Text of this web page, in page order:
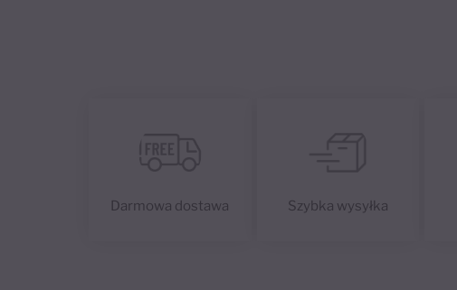
Darmowa dostawa Szybka wysyłka